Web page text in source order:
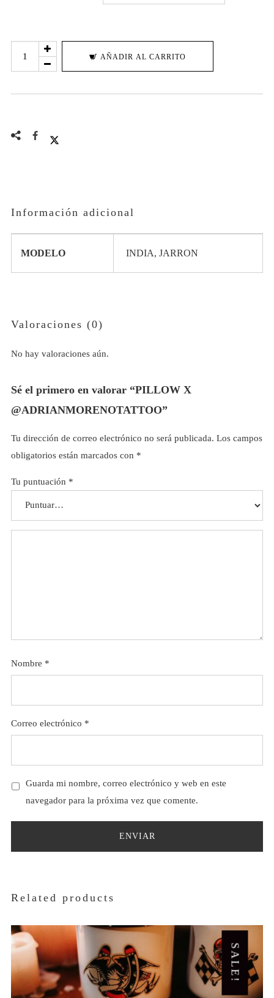
PILLOW
AÑADIR AL CARRITO
Información adicional
MODELO INDIA, JARRON
Valoraciones (0)
No hay valoraciones aún.
Sé el primero en valorar “PILLOW X
@ADRIANMORENOTATTOO”
Tu dirección de correo electrónico no será publicada. Los campos
obligatorios están marcados con *
Tu puntuación *
Nombre *
Correo electrónico *
Guarda mi nombre, correo electrónico y web en este
navegador para la próxima vez que comente.
Related products
SALE!